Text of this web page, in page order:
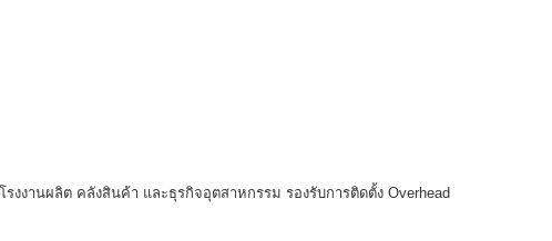
งงานผลิต คลังสินค้า และธุรกิจอุตสาหกรรม รองรับการติดตั้ง Overhead